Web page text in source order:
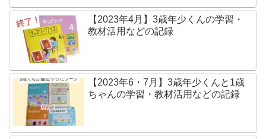
【2023年4月】3歳年少くんの学習・
教材活用などの記録
【2023年6・7月】3歳年少くんと1歳
ちゃんの学習・教材活用などの記録